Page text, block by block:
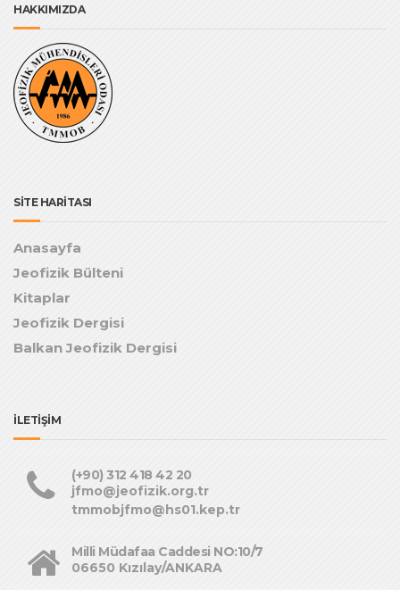
HAKKIMIZDA
SİTE HARİTASI
Anasayfa
Jeofizik Bülteni
Kitaplar
Jeofizik Dergisi
Balkan Jeofizik Dergisi
İLETİŞİM
(+90) 312 418 42 20
jfmo@jeofizik.org.tr
tmmobjfmo@hs01.kep.tr
Milli Müdafaa Caddesi NO:10/7
06650 Kızılay/ANKARA